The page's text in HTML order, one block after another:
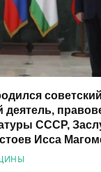
деятель,
СССР,
Исса